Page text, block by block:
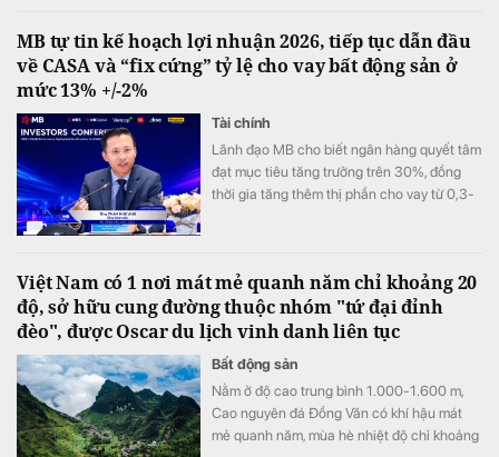
MB tự tin kế hoạch lợi nhuận 2026, tiếp tục dẫn đầu
về CASA và “fix cứng” tỷ lệ cho vay bất động sản ở
mức 13% +/-2%
Tài chính
Lãnh đạo MB cho biết ngân hàng quyết tâm
đạt mục tiêu tăng trưởng trên 30%, đồng
thời gia tăng thêm thị phần cho vay từ 0,3-
Việt Nam có 1 nơi mát mẻ quanh năm chỉ khoảng 20
độ, sở hữu cung đường thuộc nhóm "tứ đại đỉnh
đèo", được Oscar du lịch vinh danh liên tục
Bất động sản
Nằm ở độ cao trung bình 1.000-1.600 m,
Cao nguyên đá Đồng Văn có khí hậu mát
mẻ quanh năm, mùa hè nhiệt độ chỉ khoảng